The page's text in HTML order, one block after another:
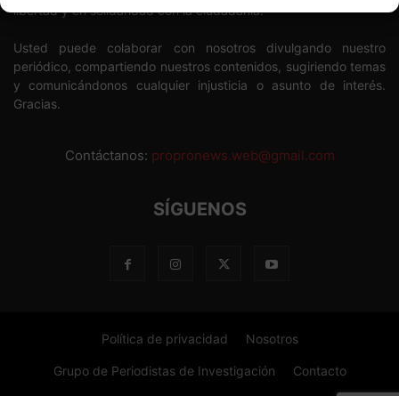
libertad y en solidaridad con la ciudadanía.
Usted puede colaborar con nosotros divulgando nuestro
periódico, compartiendo nuestros contenidos, sugiriendo temas
y comunicándonos cualquier injusticia o asunto de interés.
Gracias.
Contáctanos: propronews.web@gmail.com
SÍGUENOS
Política de privacidad Nosotros
Grupo de Periodistas de Investigación Contacto